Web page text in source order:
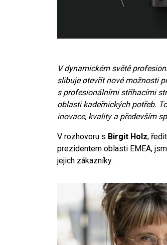
V dynamickém světě
slibuje otevřít nové možnosti
s profesionálními stříhacími
oblasti kadeřnických potřeb.
inovace, kvality a především
V rozhovoru s Birgit Holz,
prezidentem oblasti EMEA,
jejich zákazníky.